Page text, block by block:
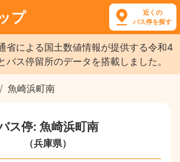
プ
近くの
バス停を探す
省による国土数値情報が提供する令和4
バス停留所のデータを搭載しました。
魚崎浜町南
ス停: 魚崎浜町南
（兵庫県）